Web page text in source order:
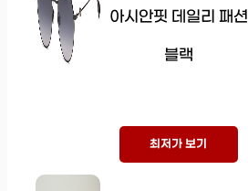
아시안핏 데일리 패션
블랙
최저가 보기